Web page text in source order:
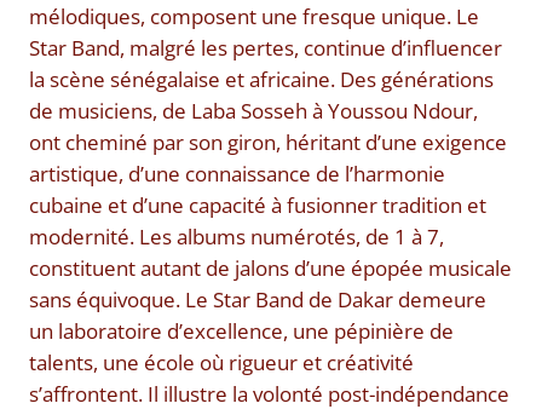
mélodiques, composent une fresque unique. Le
Star Band, malgré les pertes, continue d’influencer
la scène sénégalaise et africaine. Des générations
de musiciens, de Laba Sosseh à Youssou Ndour,
ont cheminé par son giron, héritant d’une exigence
artistique, d’une connaissance de l’harmonie
cubaine et d’une capacité à fusionner tradition et
modernité. Les albums numérotés, de 1 à 7,
constituent autant de jalons d’une épopée musicale
sans équivoque. Le Star Band de Dakar demeure
un laboratoire d’excellence, une pépinière de
talents, une école où rigueur et créativité
s’affrontent. Il illustre la volonté post-indépendance